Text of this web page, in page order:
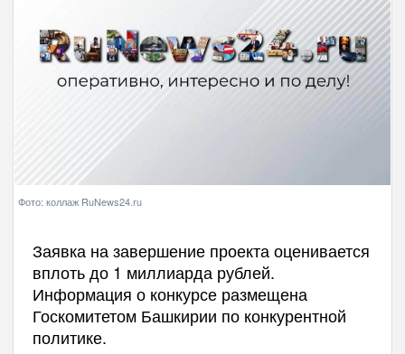
Фото: коллаж RuNews24.ru
Заявка на завершение проекта оценивается
вплоть до 1 миллиарда рублей.
Информация о конкурсе размещена
Госкомитетом Башкирии по конкурентной
политике.